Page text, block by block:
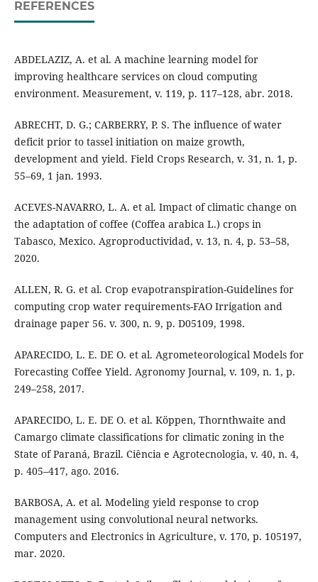
REFERENCES
ABDELAZIZ, A. et al. A machine learning model for
improving healthcare services on cloud computing
environment. Measurement, v. 119, p. 117–128, abr. 2018.
ABRECHT, D. G.; CARBERRY, P. S. The influence of water
deficit prior to tassel initiation on maize growth,
development and yield. Field Crops Research, v. 31, n. 1, p.
55–69, 1 jan. 1993.
ACEVES-NAVARRO, L. A. et al. Impact of climatic change on
the adaptation of coffee (Coffea arabica L.) crops in
Tabasco, Mexico. Agroproductividad, v. 13, n. 4, p. 53–58,
2020.
ALLEN, R. G. et al. Crop evapotranspiration-Guidelines for
computing crop water requirements-FAO Irrigation and
drainage paper 56. v. 300, n. 9, p. D05109, 1998.
APARECIDO, L. E. DE O. et al. Agrometeorological Models for
Forecasting Coffee Yield. Agronomy Journal, v. 109, n. 1, p.
249–258, 2017.
APARECIDO, L. E. DE O. et al. Köppen, Thornthwaite and
Camargo climate classifications for climatic zoning in the
State of Paraná, Brazil. Ciência e Agrotecnologia, v. 40, n. 4,
p. 405–417, ago. 2016.
BARBOSA, A. et al. Modeling yield response to crop
management using convolutional neural networks.
Computers and Electronics in Agriculture, v. 170, p. 105197,
mar. 2020.